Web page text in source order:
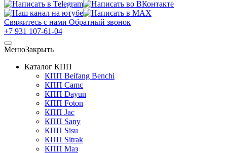
Свяжитесь с нами Обратный звонок
+7 931 107-61-04
МенюЗакрыть
Каталог КПП
КПП Beifang Benchi
КПП Camc
КПП Dayun
КПП Foton
КПП Jac
КПП Sany
КПП Sisu
КПП Sitrak
КПП Маз